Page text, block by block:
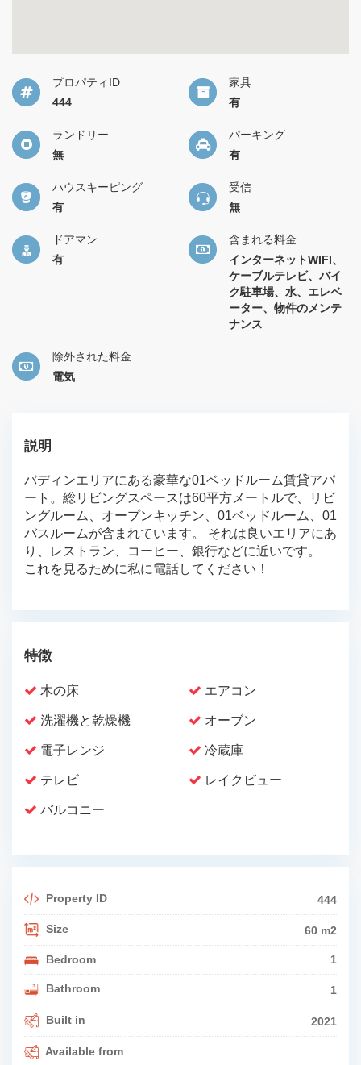
プロパティID
444
家具
有
ランドリー
無
パーキング
有
ハウスキーピング
有
受信
無
ドアマン
有
含まれる料金
インターネットWIFI、
ケーブルテレビ、バイ
ク駐車場、水、エレベ
ーター、物件のメンテ
ナンス
除外された料金
電気
説明
バディンエリアにある豪華な01ベッドルーム賃貸アパ
ート。総リビングスペースは60平方メートルで、リビ
ングルーム、オープンキッチン、01ベッドルーム、01
バスルームが含まれています。 それは良いエリアにあ
り、レストラン、コーヒー、銀行などに近いです。
これを見るために私に電話してください！
特徴
木の床 エアコン
洗濯機と乾燥機 オーブン
電子レンジ 冷蔵庫
テレビ レイクビュー
バルコニー
Property ID 444
Size 60 m2
Bedroom 1
Bathroom 1
Built in 2021
Available from